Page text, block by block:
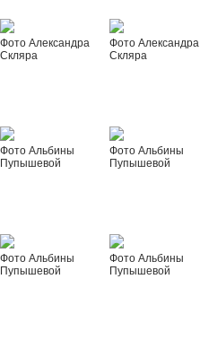
Фото Александра
Скляра
Фото Александра
Скляра
Фото Альбины
Пупышевой
Фото Альбины
Пупышевой
Фото Альбины
Пупышевой
Фото Альбины
Пупышевой